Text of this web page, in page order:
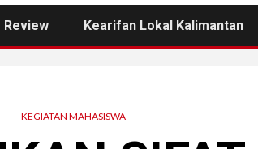
Review Kearifan Lokal Kalimantan
KEGIATAN MAHASISWA